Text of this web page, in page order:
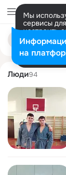
Мы
сервисы
настроить
Поиск
людям
andrey
Люди94
на